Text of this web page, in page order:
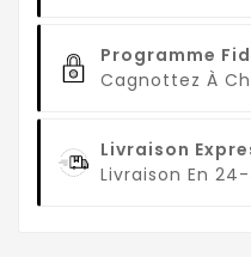
Programme
Cagnottez À
Livraison
Livraison En